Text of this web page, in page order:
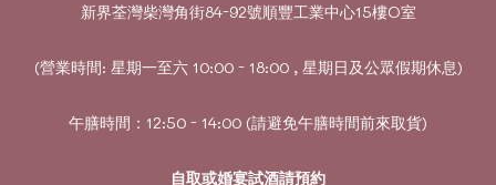
新界荃灣柴灣角街84-92號順豐工業中心15樓O室
(營業時間: 星期一至六 10:00 - 18:00 , 星期日及公眾假期休息)
午膳時間：12:50 - 14:00 (請避免午膳時間前來取貨)
自取或婚宴試酒請預約